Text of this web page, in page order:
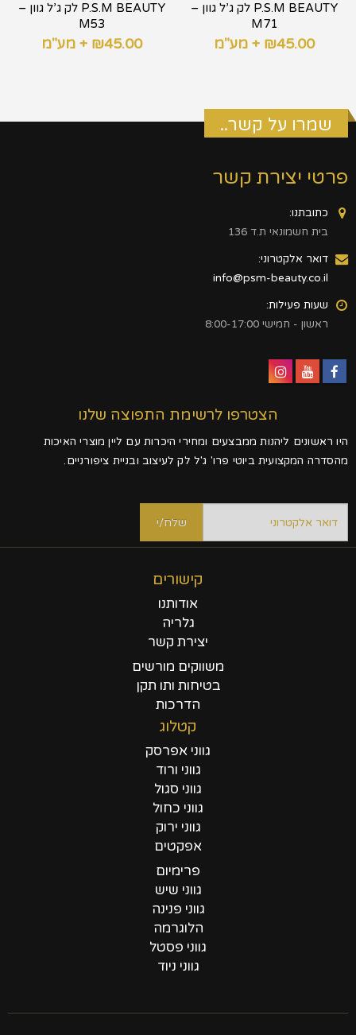
P.S.M BEAUTY לק ג’ל גוון –
M71
₪45.00 + מע"מ
P.S.M BEAUTY לק ג’ל גוון –
M53
₪45.00 + מע"מ
שמרו על קשר..
פרטי יצירת קשר
כתובתנו:
בית חשמונאי ת.ד 136
דואר אלקטרוני:
info@psm-beauty.co.il
שעות פעילות:
ראשון - חמישי 8:00-17:00
הצטרפו לרשימת התפוצה שלנו
היו ראשונים ליהנות ממבצעים ומחירי היכרות עם ליין מוצרי האיכות
מהסדרה המקצועית ביוטי פרו' ג'ל לק לעיצוב ובניית ציפורניים.
קישורים
אודותנו
גלריה
יצירת קשר
משווקים מורשים
בטיחות ותו תקן
הדרכות
קטלוג
גווני אפרסק
גווני ורוד
גווני סגול
גווני כחול
גווני ירוק
אפקטים
פרימיום
גווני שיש
גווני פנינה
הלוגרמה
גווני פסטל
גווני ניוד